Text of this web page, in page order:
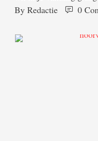
Europese hoofdstad
aanrader als je op
By Redactie 0